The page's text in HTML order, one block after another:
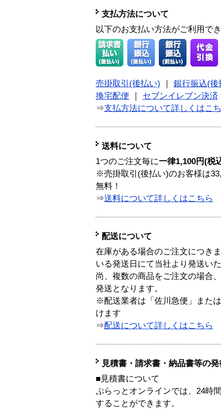
支払方法について
以下のお支払い方法がご利用で
売掛取引(後払い)
銀行振込(後
換宅配便
セブンイレブン決済
⇒支払方法について詳しくはこ
送料について
1つのご注文毎に一律1,100円(税
※売掛取引(後払い)のお客様は
無料！
⇒送料について詳しくはこちら
配送について
在庫がある場合のご注文につき
いる発送日にて当社より発送い
尚、複数の商品をご注文の場合
発送となります。
※配送業者は「佐川急便」また
けます
⇒配送について詳しくはこちら
見積書・請求書・納品書等の
■見積書について
ぷらっとオンラインでは、24時
することができます。